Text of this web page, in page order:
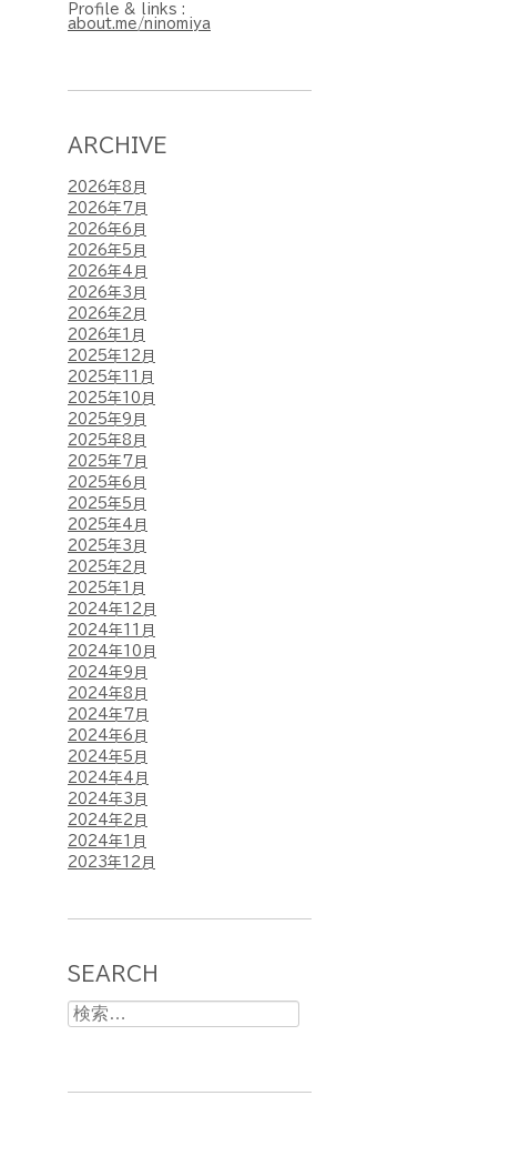
Profile & links :
about.me/ninomiya
ARCHIVE
2026年8月
2026年7月
2026年6月
2026年5月
2026年4月
2026年3月
2026年2月
2026年1月
2025年12月
2025年11月
2025年10月
2025年9月
2025年8月
2025年7月
2025年6月
2025年5月
2025年4月
2025年3月
2025年2月
2025年1月
2024年12月
2024年11月
2024年10月
2024年9月
2024年8月
2024年7月
2024年6月
2024年5月
2024年4月
2024年3月
2024年2月
2024年1月
2023年12月
SEARCH
検
索: